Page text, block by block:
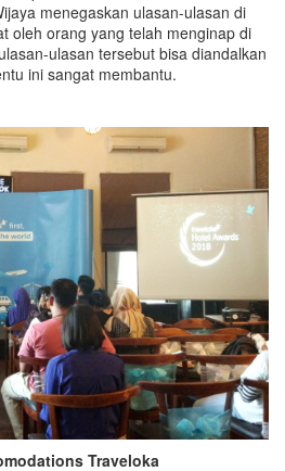
menegaskan ulasan-ulasan di
oleh orang yang telah menginap di
ulasan tersebut bisa diandalkan
ini sangat membantu.
Traveloka